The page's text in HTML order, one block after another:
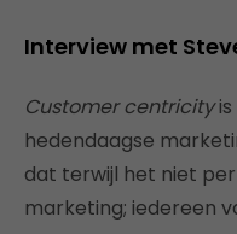
Interview met
Customer centricityis
hedendaagse
dat terwijl het niet
marketing; iedereen